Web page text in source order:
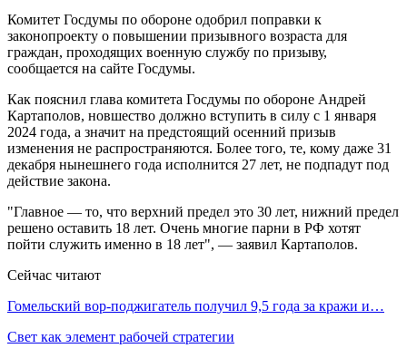
Комитет Госдумы по обороне одобрил поправки к
законопроекту о повышении призывного возраста для
граждан, проходящих военную службу по призыву,
сообщается на сайте Госдумы.
Как пояснил глава комитета Госдумы по обороне Андрей
Картаполов, новшество должно вступить в силу с 1 января
2024 года, а значит на предстоящий осенний призыв
изменения не распространяются. Более того, те, кому даже 31
декабря нынешнего года исполнится 27 лет, не подпадут под
действие закона.
"Главное — то, что верхний предел это 30 лет, нижний предел
решено оставить 18 лет. Очень многие парни в РФ хотят
пойти служить именно в 18 лет", — заявил Картаполов.
Сейчас читают
Гомельский вор-поджигатель получил 9,5 года за кражи и…
Свет как элемент рабочей стратегии